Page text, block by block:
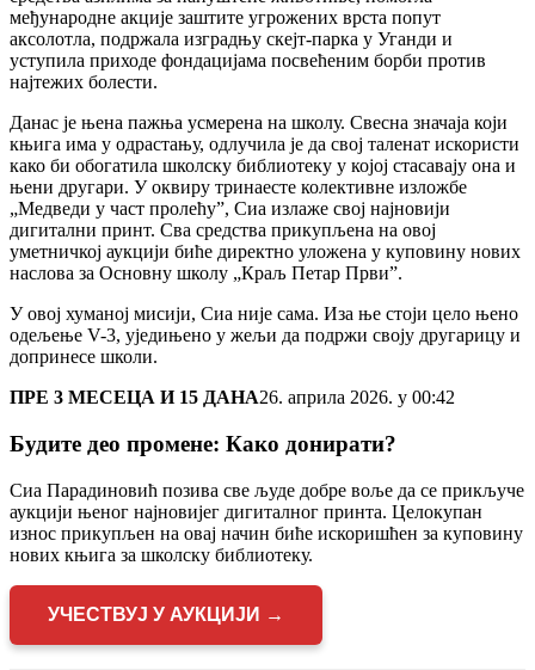
међународне акције заштите угрожених врста попут
аксолотла, подржала изградњу скејт-парка у Уганди и
уступила приходе фондацијама посвећеним борби против
најтежих болести.
Данас је њена пажња усмерена на школу. Свесна значаја који
књига има у одрастању, одлучила је да свој таленат искористи
како би обогатила школску библиотеку у којој стасавају она и
њени другари. У оквиру тринаесте колективне изложбе
„Медведи у част пролећу”, Сиа излаже свој најновији
дигитални принт. Сва средства прикупљена на овој
уметничкој аукцији биће директно уложена у куповину нових
наслова за Основну школу „Краљ Петар Први”.
У овој хуманој мисији, Сиа није сама. Иза ње стоји цело њено
одељење V-3, уједињено у жељи да подржи своју другарицу и
допринесе школи.
ПРЕ 3 МЕСЕЦА И 15 ДАНА26. априла 2026. у 00:42
Будите део промене: Како донирати?
Сиа Парадиновић позива све људе добре воље да се прикључе
аукцији њеног најновијег дигиталног принта. Целокупан
износ прикупљен на овај начин биће искоришћен за куповину
нових књига за школску библиотеку.
УЧЕСТВУЈ У АУКЦИЈИ →